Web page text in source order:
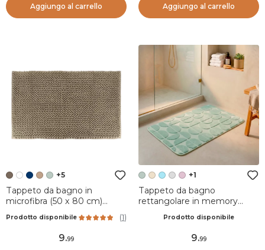
Aggiungo al carrello Aggiungo al carrello
+5
Tappeto da bagno in
microfibra (50 x 80 cm)
Prodotto disponibile (1)
9.99
+1
Tappeto da bagno
rettangolare in memory
Verde eucalipto
Prodotto disponibile
9.99